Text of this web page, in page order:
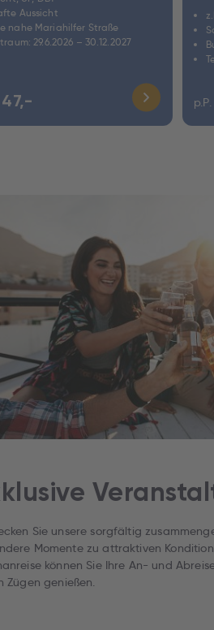
Aussicht
nahe Mariahilfer Straße
29.6.2026 – 30.12.2027
47,-
Sie unsere sorgfältig
Momente zu attraktiven
können Sie Ihre An- und
Zügen genießen.